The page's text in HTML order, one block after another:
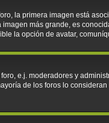
la primera imagen está
más grande, es
la opción de avatar,
e.j. moderadores y
de los foros lo